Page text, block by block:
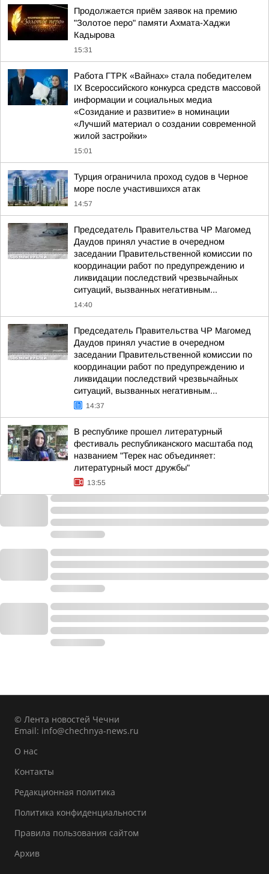
Продолжается приём заявок на премию
"Золотое перо" памяти Ахмата-Хаджи
Кадырова
15:31
Работа ГТРК «Вайнах» стала победителем
ІХ Всероссийского конкурса средств массовой
информации и социальных медиа
«Созидание и развитие» в номинации
«Лучший материал о создании современной
жилой застройки»
15:01
Турция ограничила проход судов в Черное
море после участившихся атак
14:57
Председатель Правительства ЧР Магомед
Даудов принял участие в очередном
заседании Правительственной комиссии по
координации работ по предупреждению и
ликвидации последствий чрезвычайных
ситуаций, вызванных негативным...
14:40
Председатель Правительства ЧР Магомед
Даудов принял участие в очередном
заседании Правительственной комиссии по
координации работ по предупреждению и
ликвидации последствий чрезвычайных
ситуаций, вызванных негативным...
14:37
В республике прошел литературный
фестиваль республиканского масштаба под
названием "Терек нас объединяет:
литературный мост дружбы"
13:55
© Лента новостей Чечни
Email: info@chechnya-news.ru
О нас
Контакты
Редакционная политика
Политика конфиденциальности
Правила пользования сайтом
Архив